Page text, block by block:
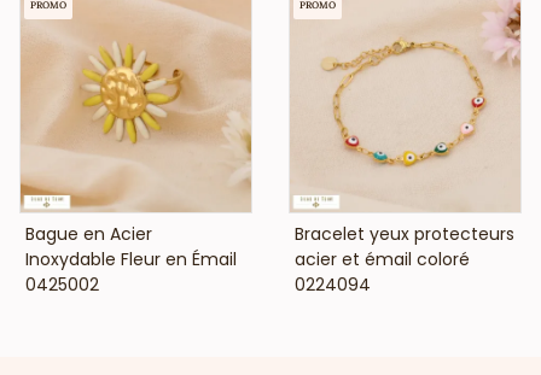
VOIR LE PRIX
Bague en Acier
Inoxydable Fleur en Émail
0425002
PROMO
VOIR LE PRIX
Bracelet yeux protecteurs
acier et émail coloré
0224094
PROMO